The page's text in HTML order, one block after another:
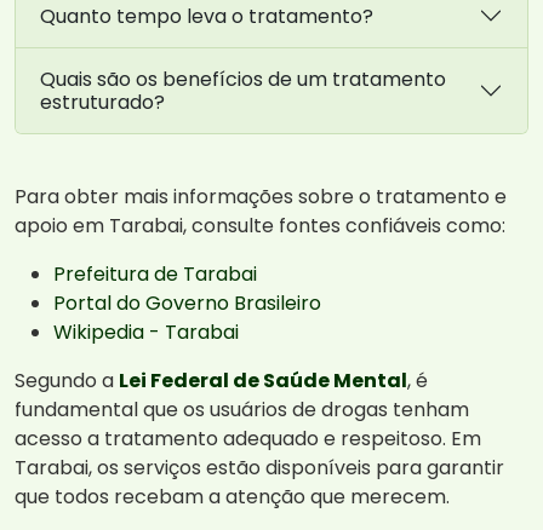
Quanto tempo leva o tratamento?
Quais são os benefícios de um tratamento
estruturado?
Para obter mais informações sobre o tratamento e
apoio em Tarabai, consulte fontes confiáveis como:
Prefeitura de Tarabai
Portal do Governo Brasileiro
Wikipedia - Tarabai
Segundo a Lei Federal de Saúde Mental, é
fundamental que os usuários de drogas tenham
acesso a tratamento adequado e respeitoso. Em
Tarabai, os serviços estão disponíveis para garantir
que todos recebam a atenção que merecem.